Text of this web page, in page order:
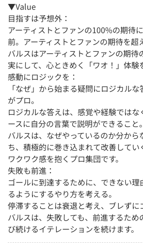
▼Value
目指すは予想外：
アーティストとファンの100%の期待
前。アーティストとファンの期待を超
バルスはアーティストとファンの期待
実にして、心ときめく「ワオ！」体験
感動にロジックを：
「なぜ」から始まる疑問にロジカル
がプロ。
ロジカルな答えは、感覚や経験では
ースに自分の言葉で説明ができること。
バルスは、なぜやっているのか分か
ち、積極的に巻き込まれて改善してい
ワクワク感を抱くプロ集団です。
失敗も前進：
ゴールに到達するために、できない理
るようにするやり方を考える。
停滞することは衰退と考え、ブレずに
バルスは、失敗しても、前進するため
び続けるイテレーションを続けます。